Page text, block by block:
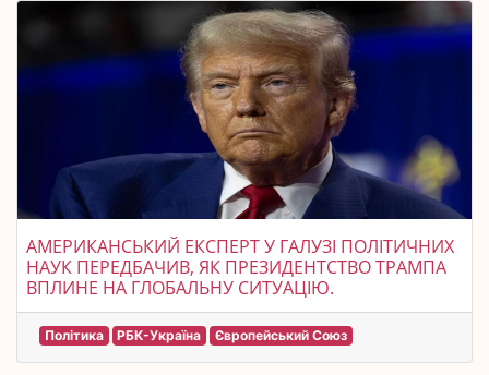
АМЕРИКАНСЬКИЙ ЕКСПЕРТ У ГАЛУЗІ ПОЛІТИЧНИХ
НАУК ПЕРЕДБАЧИВ, ЯК ПРЕЗИДЕНТСТВО ТРАМПА
ВПЛИНЕ НА ГЛОБАЛЬНУ СИТУАЦІЮ.
Політика РБК-Україна Європейський Союз